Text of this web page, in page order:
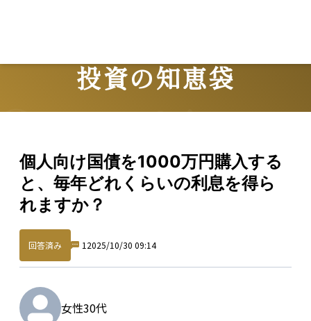
投資の知恵袋
個人向け国債を1000万円購入する
と、毎年どれくらいの利息を得ら
れますか？
回答済み 1 2025/10/30 09:14
女性30代